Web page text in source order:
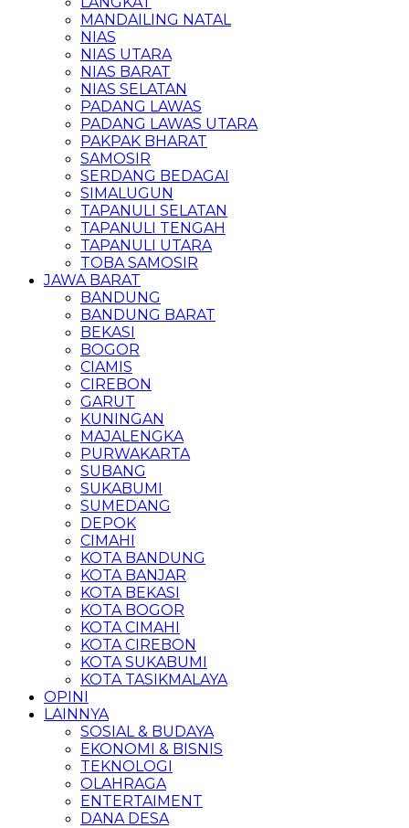
MANDAILING NATAL
NIAS
NIAS UTARA
NIAS BARAT
NIAS SELATAN
PADANG LAWAS
PADANG LAWAS UTARA
PAKPAK BHARAT
SAMOSIR
SERDANG BEDAGAI
SIMALUGUN
TAPANULI SELATAN
TAPANULI TENGAH
TAPANULI UTARA
TOBA SAMOSIR
JAWA BARAT
BANDUNG
BANDUNG BARAT
BEKASI
BOGOR
CIAMIS
CIREBON
GARUT
KUNINGAN
MAJALENGKA
PURWAKARTA
SUBANG
SUKABUMI
SUMEDANG
DEPOK
CIMAHI
KOTA BANDUNG
KOTA BANJAR
KOTA BEKASI
KOTA BOGOR
KOTA CIMAHI
KOTA CIREBON
KOTA SUKABUMI
KOTA TASIKMALAYA
OPINI
LAINNYA
SOSIAL & BUDAYA
EKONOMI & BISNIS
TEKNOLOGI
OLAHRAGA
ENTERTAIMENT
DANA DESA